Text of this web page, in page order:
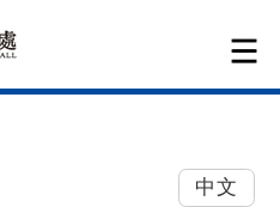
中文